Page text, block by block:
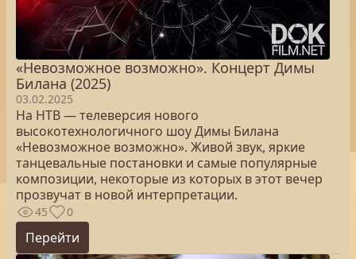
«Невозможное возможно». Концерт Димы
Билана (2025)
03.02.2025
На НТВ — телеверсия нового
высокотехнологичного шоу Димы Билана
«Невозможное возможно». Живой звук, яркие
танцевальные постановки и самые популярные
композиции, некоторые из которых в этот вечер
прозвучат в новой интерпретации.
45 0
Перейти